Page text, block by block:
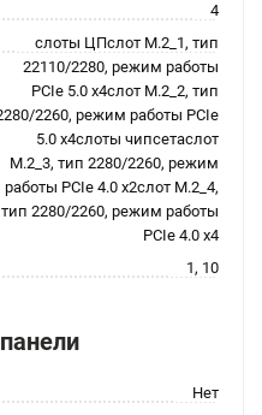
4
слоты ЦПслот M.2_1, тип
22110/2280, режим работы
PCIe 5.0 x4слот M.2_2, тип
2260, режим работы PCIe
5.0 x4слоты чипсетаслот
M.2_3, тип 2280/2260, режим
работы PCIe 4.0 x2слот M.2_4,
тип 2280/2260, режим работы
PCIe 4.0 x4
1, 10
Нет